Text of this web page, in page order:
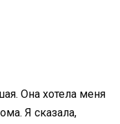
Она хотела меня
Я сказала,